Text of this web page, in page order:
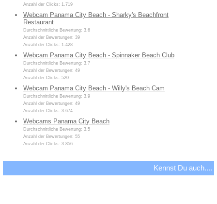
Anzahl der Clicks: 1.719
Webcam Panama City Beach - Sharky's Beachfront
Restaurant
Durchschnittliche Bewertung: 3,6
Anzahl der Bewertungen: 39
Anzahl der Clicks: 1.428
Webcam Panama City Beach - Spinnaker Beach Club
Durchschnittliche Bewertung: 3,7
Anzahl der Bewertungen: 49
Anzahl der Clicks: 520
Webcam Panama City Beach - Willy's Beach Cam
Durchschnittliche Bewertung: 3,9
Anzahl der Bewertungen: 49
Anzahl der Clicks: 3.674
Webcams Panama City Beach
Durchschnittliche Bewertung: 3,5
Anzahl der Bewertungen: 55
Anzahl der Clicks: 3.856
Kennst Du auch....